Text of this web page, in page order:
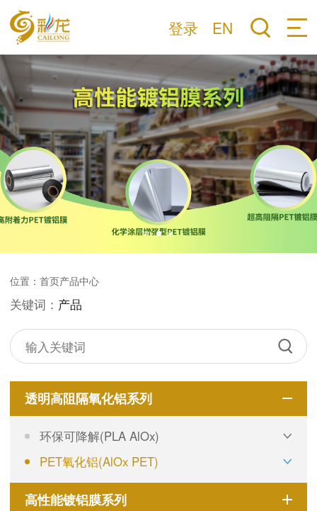
登录 EN
位置： 首页产品中心
关键词： 产品
透明高阻隔氧化铝系列
环保可降解(PLA AlOx)
PET氧化铝(AlOx PET)
高性能镀铝膜系列